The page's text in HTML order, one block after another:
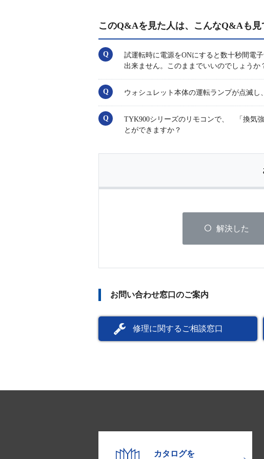
このQ&Aを見た人は、こんなQ&Aも見
試運転時に電源をONにすると数十秒間電
出来ません。このままでいいのでしょうか
ウォシュレット本体の運転ランプが点滅
TYK900シリーズのリモコンで、 「換気
とができますか？
解決した
お問い合わせ窓口のご案内
修理に関するご相談窓口
カタログを